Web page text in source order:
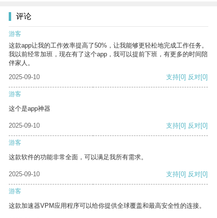
评论
游客
这款app让我的工作效率提高了50%，让我能够更轻松地完成工作任务。
我以前经常加班，现在有了这个app，我可以提前下班，有更多的时间陪
伴家人。
2025-09-10
支持[0] 反对[0]
游客
这个是app神器
2025-09-10 支持[0] 反对[0]
游客
这款软件的功能非常全面，可以满足我所有需求。
2025-09-10 支持[0] 反对[0]
游客
这款加速器VPM应用程序可以给你提供全球覆盖和最高安全性的连接。